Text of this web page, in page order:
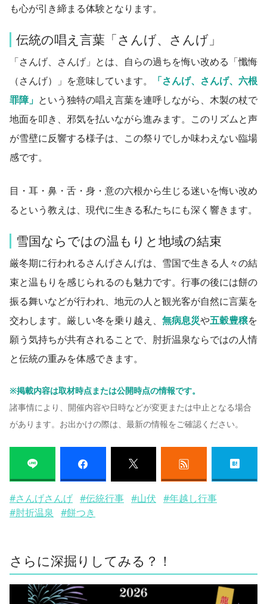
も心が引き締まる体験となります。
伝統の唱え言葉「さんげ、さんげ」
「さんげ、さんげ」とは、自らの過ちを悔い改める「懺悔
（さんげ）」を意味しています。
「さんげ、さんげ、六根
罪障」 という独特の唱え言葉を連呼しながら、木製の杖で
地面を叩き、邪気を払いながら進みます。このリズムと声
が雪壁に反響する様子は、この祭りでしか味わえない臨場
感です。
目・耳・鼻・舌・身・意の六根から生じる迷いを悔い改め
るという教えは、現代に生きる私たちにも深く響きます。
雪国ならではの温もりと地域の結束
厳冬期に行われるさんげさんげは、雪国で生きる人々の結
束と温もりを感じられるのも魅力です。行事の後には餅の
振る舞いなどが行われ、地元の人と観光客が自然に言葉を
交わします。厳しい冬を乗り越え、 無病息災や五穀豊穣を
願う気持ちが共有されることで、肘折温泉ならではの人情
と伝統の重みを体感できます。
※掲載内容は取材時点または公開時点の情報です。
諸事情により、開催内容や日時などが変更または中止となる場合
があります。お出かけの際は、最新の情報をご確認ください。
#さんげさんげ #伝統行事 #山伏 #年越し行事
#肘折温泉
#餅つき
さらに深掘りしてみる？！